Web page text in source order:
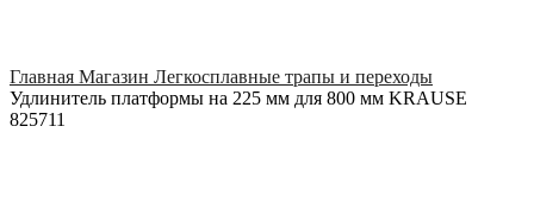
Главная Магазин Легкосплавные трапы и переходы
Удлинитель платформы на 225 мм для 800 мм KRAUSE
825711